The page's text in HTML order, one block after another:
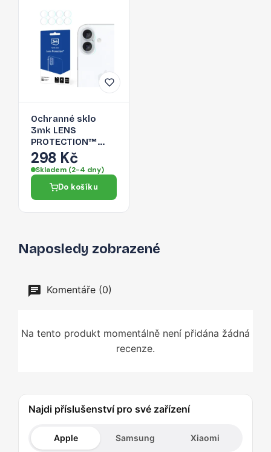
Ochranné sklo
3mk LENS
PROTECTION™
HYBRID pro iPhone
16 Plus - čiré
298 Kč
Skladem (2-4 dny)
Do košíku
Naposledy zobrazené
Komentáře (0)
Na tento produkt momentálně není přidána žádná
recenze.
Najdi příslušenství pro své zařízení
Apple Samsung Xiaomi